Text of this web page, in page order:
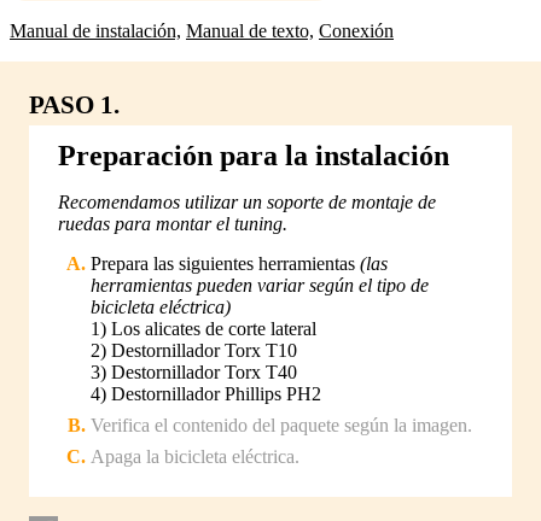
Manual de instalación, Manual de texto, Conexión
PASO 1.
Preparación para la instalación
Recomendamos utilizar un soporte de montaje de
ruedas para montar el tuning.
Prepara las siguientes herramientas (las
herramientas pueden variar según el tipo de
bicicleta eléctrica)
1) Los alicates de corte lateral
2) Destornillador Torx T10
3) Destornillador Torx T40
4) Destornillador Phillips PH2
Verifica el contenido del paquete según la imagen.
Apaga la bicicleta eléctrica.